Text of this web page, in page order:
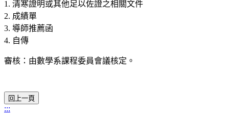
1. 清寒證明或其他足以佐證之相關文件
2. 成績單
3. 導師推薦函
4. 自傳
審核：由數學系課程委員會議核定。
:::